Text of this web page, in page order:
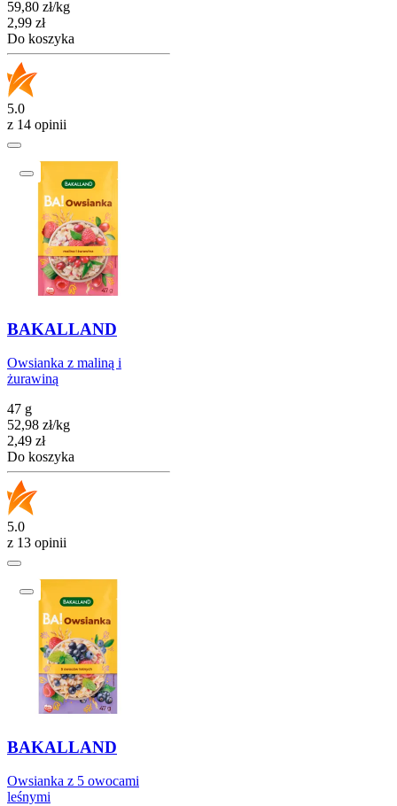
59,80 zł/kg
Cena
2,99 zł
Do koszyka
5.0
z 14 opinii
BAKALLAND
Owsianka z maliną i
żurawiną
47 g
52,98 zł/kg
Cena
2,49 zł
Do koszyka
5.0
z 13 opinii
BAKALLAND
Owsianka z 5 owocami
leśnymi